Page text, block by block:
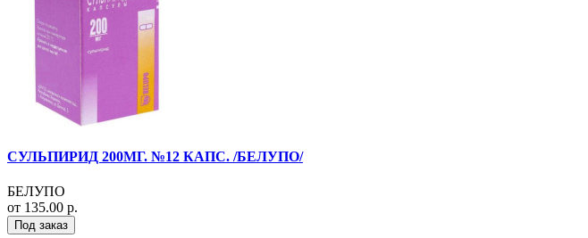
СУЛЬПИРИД 200МГ. №12 КАПС. /БЕЛУПО/
БЕЛУПО
от 135.00 р.
Под заказ